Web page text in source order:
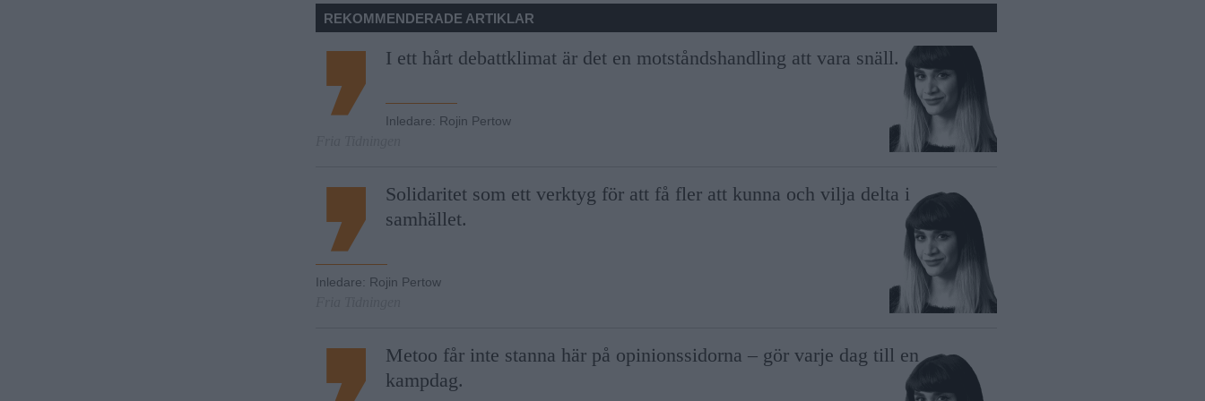
REKOMMENDERADE ARTIKLAR
I ett hårt debattklimat är det en motståndshandling att vara snäll.
Inledare: Rojin Pertow
Solidaritet som ett verktyg för att få fler att kunna och vilja delta i
samhället.
Inledare: Rojin Pertow
Metoo får inte stanna här på opinionssidorna – gör varje dag till en
kampdag.